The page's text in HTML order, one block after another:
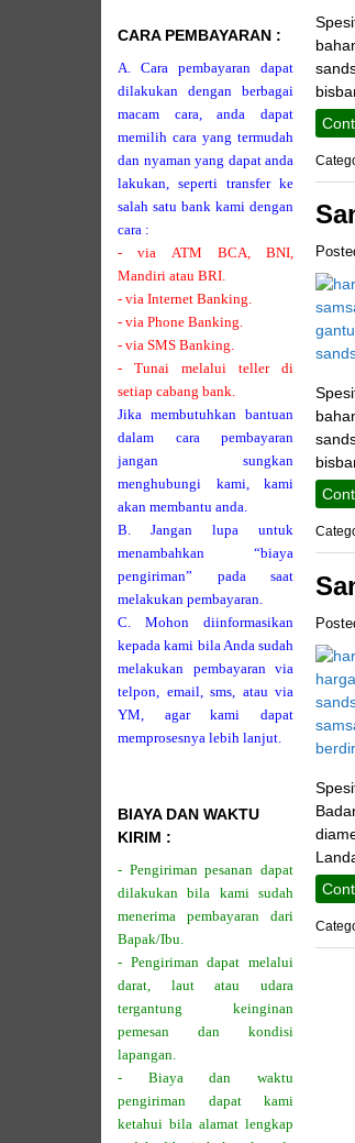
CARA PEMBAYARAN :
A. Cara pembayaran dapat
dilakukan dengan berbagai
macam cara, anda dapat
memilih cara yang termudah
dan nyaman yang dapat anda
lakukan, seperti transfer ke
salah satu bank kami dengan
cara :
- via ATM BCA, BNI,
Mandiri atau BRI.
- via Internet Banking.
- via Phone Banking.
- via SMS Banking.
- Tunai melalui teller di
setiap cabang bank.
Jika membutuhkan bantuan
dalam cara pembayaran
jangan sungkan
menghubungi kami, kami
akan membantu anda.
B. Jangan lupa untuk
menambahkan “biaya
pengiriman” pada saat
melakukan pembayaran.
C. Mohon diinformasikan
kepada kami bila Anda sudah
melakukan pembayaran via
telpon, email, sms, atau via
YM, agar kami dapat
memprosesnya lebih lanjut.
BIAYA DAN WAKTU
KIRIM :
- Pengiriman pesanan dapat
dilakukan bila kami sudah
menerima pembayaran dari
Bapak/Ibu.
- Pengiriman dapat melalui
darat, laut atau udara
tergantung keinginan
pemesan dan kondisi
lapangan.
- Biaya dan waktu
pengiriman dapat kami
ketahui bila alamat lengkap